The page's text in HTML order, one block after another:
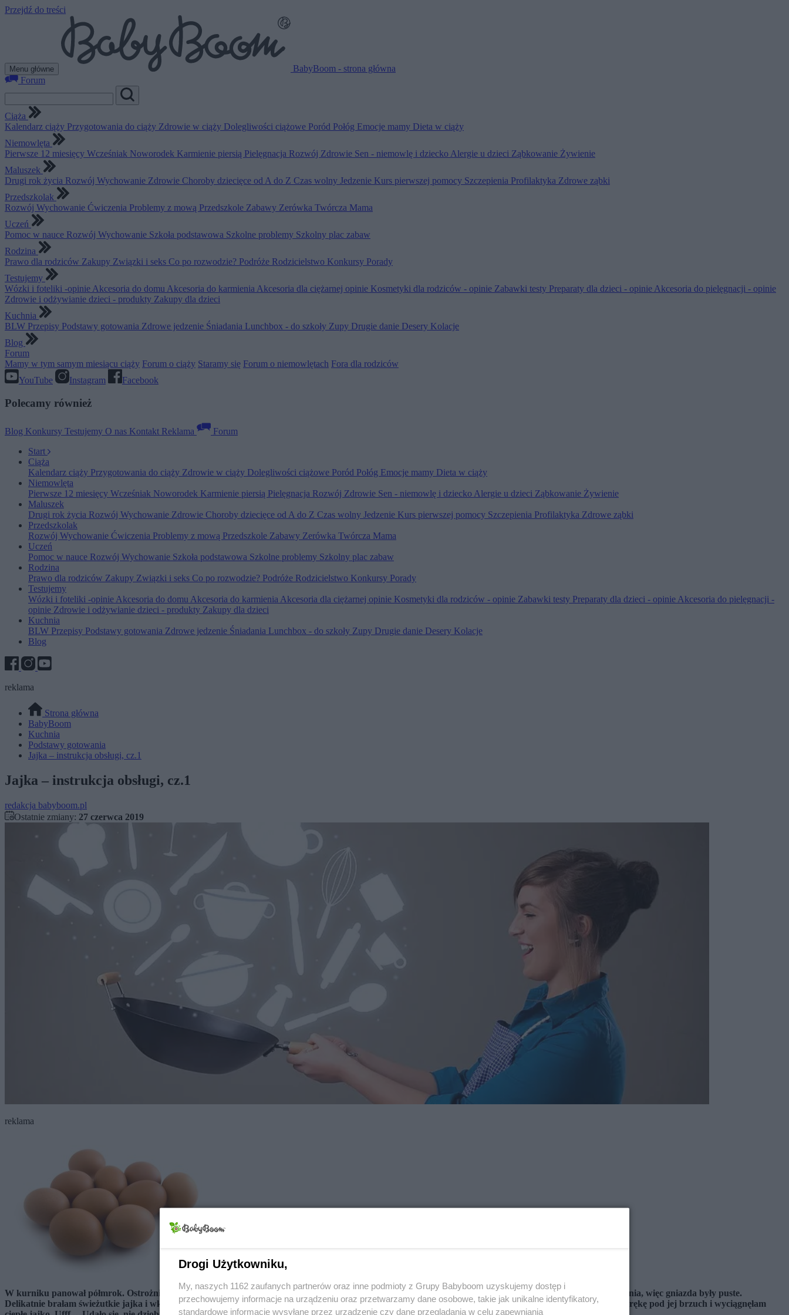
Przejdź do treści
Menu główne
BabyBoom - strona główna
Forum
Ciąża
Kalendarz ciąży Przygotowania do ciąży Zdrowie w ciąży Dolegliwości ciążowe Poród Połóg Emocje mamy Dieta w ciąży
Niemowlęta
Pierwsze 12 miesięcy Wcześniak Noworodek Karmienie piersią Pielęgnacja Rozwój Zdrowie Sen - niemowlę i dziecko Alergie u dzieci Ząbkowanie Żywienie
Maluszek
Drugi rok życia Rozwój Wychowanie Zdrowie Choroby dziecięce od A do Z Czas wolny Jedzenie Kurs pierwszej pomocy Szczepienia Profilaktyka Zdrowe ząbki
Przedszkolak
Rozwój Wychowanie Ćwiczenia Problemy z mową Przedszkole Zabawy Zerówka Twórcza Mama
Uczeń
Pomoc w nauce Rozwój Wychowanie Szkoła podstawowa Szkolne problemy Szkolny plac zabaw
Rodzina
Prawo dla rodziców Zakupy Związki i seks Co po rozwodzie? Podróże Rodzicielstwo Konkursy Porady
Testujemy
Wózki i foteliki -opinie Akcesoria do domu Akcesoria do karmienia Akcesoria dla ciężarnej opinie Kosmetyki dla rodziców - opinie Zabawki testy Preparaty dla dzieci - opinie Akcesoria do pielęgnacji - opinie
Zdrowie i odżywianie dzieci - produkty Zakupy dla dzieci
Kuchnia
BLW Przepisy Podstawy gotowania Zdrowe jedzenie Śniadania Lunchbox - do szkoły Zupy Drugie danie Desery Kolacje
Blog
Forum
Mamy w tym samym miesiącu ciąży Forum o ciąży Staramy się Forum o niemowlętach Fora dla rodziców
YouTube
Instagram Facebook
Polecamy również
Blog Konkursy Testujemy O nas Kontakt Reklama
Forum
Start
Ciąża
Kalendarz ciąży Przygotowania do ciąży Zdrowie w ciąży Dolegliwości ciążowe Poród Połóg Emocje mamy Dieta w ciąży
Niemowlęta
Pierwsze 12 miesięcy Wcześniak Noworodek Karmienie piersią Pielęgnacja Rozwój Zdrowie Sen - niemowlę i dziecko Alergie u dzieci Ząbkowanie Żywienie
Maluszek
Drugi rok życia Rozwój Wychowanie Zdrowie Choroby dziecięce od A do Z Czas wolny Jedzenie Kurs pierwszej pomocy Szczepienia Profilaktyka Zdrowe ząbki
Przedszkolak
Rozwój Wychowanie Ćwiczenia Problemy z mową Przedszkole Zabawy Zerówka Twórcza Mama
Uczeń
Pomoc w nauce Rozwój Wychowanie Szkoła podstawowa Szkolne problemy Szkolny plac zabaw
Rodzina
Prawo dla rodziców Zakupy Związki i seks Co po rozwodzie? Podróże Rodzicielstwo Konkursy Porady
Testujemy
Wózki i foteliki -opinieAkcesoria do domu Akcesoria do karmieniaAkcesoria dla ciężarnej opinie Kosmetyki dla rodziców - opinie Zabawki testy Preparaty dla dzieci - opinieAkcesoria do pielęgnacji -
opinie Zdrowie i odżywianie dzieci - produkty Zakupy dla dzieci
Kuchnia
BLW Przepisy Podstawy gotowania Zdrowe jedzenie Śniadania Lunchbox - do szkoły Zupy Drugie danie Desery Kolacje
Blog
reklama
Strona główna
BabyBoom
Kuchnia
Podstawy gotowania
Jajka – instrukcja obsługi, cz.1
Jajka – instrukcja obsługi, cz.1
redakcja babyboom.pl
Ostatnie zmiany: 27 czerwca 2019
reklama
W kurniku panował półmrok. Ostrożnie zbliżyłam się do kur. Część z nich na szczęście chodziła po podwórku i pracowicie grzebała w ziemi poszukując jedzenia, więc gniazda były puste.
Delikatnie brałam świeżutkie jajka i wkładałam do koszyka. Ale oto brązowa nakrapiana czubatka zdecydowała się pozostać w kurniku. Ostrożnie włożyłam rękę pod jej brzuch i wyciągnęłam
Drogi Użytkowniku,
My, naszych 1162 zaufanych partnerów oraz inne podmioty z Grupy Babyboom uzyskujemy dostęp i
przechowujemy informacje na urządzeniu oraz przetwarzamy dane osobowe, takie jak unikalne identyfikatory,
standardowe informacje wysyłane przez urządzenie czy dane przeglądania w celu zapewniania